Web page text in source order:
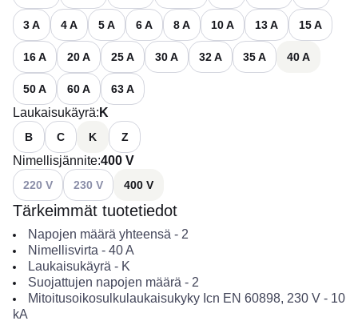
3 A 4 A 5 A 6 A 8 A 10 A 13 A 15 A
16 A 20 A 25 A 30 A 32 A 35 A 40 A
50 A 60 A 63 A
Laukaisukäyrä: K
B C K Z
Nimellisjännite:400 V
Katso käytettävissä olevat vaihtoehdot
220 V
Katso käytettävissä olevat vaihtoehdot
230 V 400 V
Tärkeimmät tuotetiedot
Napojen määrä yhteensä - 2
Nimellisvirta - 40A
Laukaisukäyrä - K
Suojattujen napojen määrä - 2
Mitoitusoikosulkulaukaisukyky Icn EN 60898, 230 V- 10
kA